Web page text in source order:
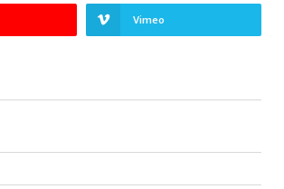
Vimeo